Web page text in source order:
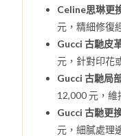
Celine思琳更
元，精細修復
Gucci 古馳皮
元，針對印花
Gucci 古馳局
12,000 元，維
Gucci 古馳更
元，細膩處理